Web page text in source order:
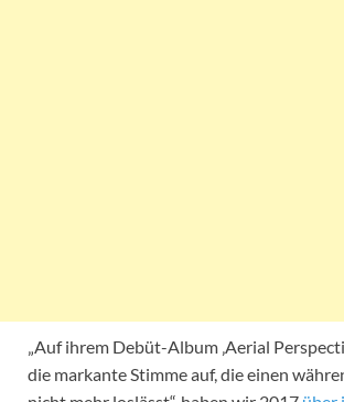
„Auf ihrem Debüt-Album ‚Aerial
die markante Stimme auf, die einen